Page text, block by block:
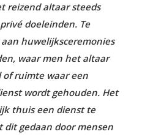
reizend altaar steeds
doeleinden. Te
huwelijksceremonies
waar men het altaar
ruimte waar een
wordt gehouden. Het
thuis een dienst te
dit gedaan door mensen